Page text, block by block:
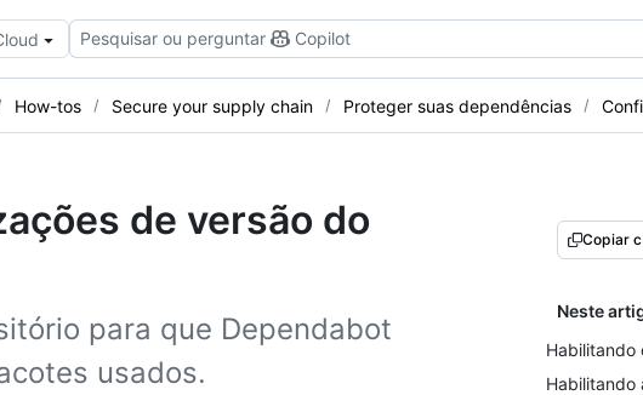
Pesquisar ou perguntar Copilot
How-tos Secure your supply chain Proteger suas dependências
de versão do
para que Dependabot
usados.
Copiar
Neste
Habilitando
Habilitando